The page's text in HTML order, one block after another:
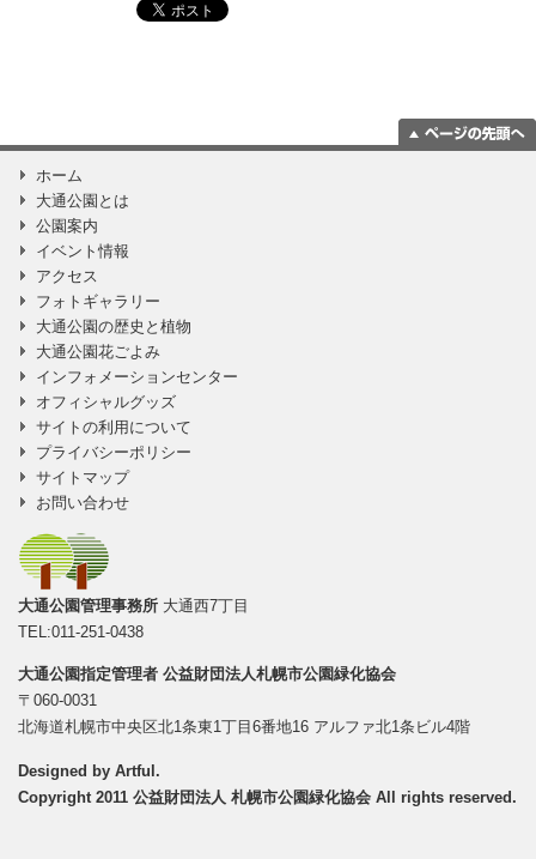
ホーム
大通公園とは
公園案内
イベント情報
アクセス
フォトギャラリー
大通公園の歴史と植物
大通公園花ごよみ
インフォメーションセンター
オフィシャルグッズ
サイトの利用について
プライバシーポリシー
サイトマップ
お問い合わせ
大通公園管理事務所 大通西7丁目
TEL:011-251-0438
大通公園指定管理者 公益財団法人札幌市公園緑化協会
〒060-0031
北海道札幌市中央区北1条東1丁目6番地16 アルファ北1条ビル4階
Designed by Artful .
Copyright 2011 公益財団法人 札幌市公園緑化協会 All rights reserved.